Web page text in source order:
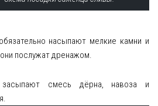
насыпают мелкие камни и
послужат дренажом.
смесь дёрна, навоза и